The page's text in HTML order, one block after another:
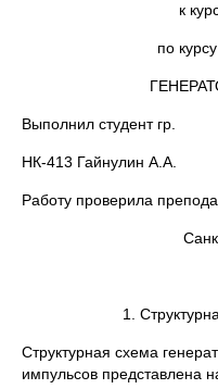
к
по
Выполнил студент гр.
НК-413
Работу проверила
1.
Структурная схема
импульсов представлена